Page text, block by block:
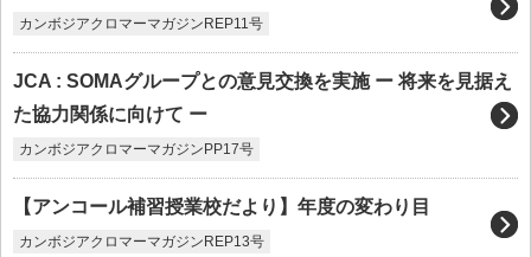
カンボジアクロマーマガジンREP11号
JCA : SOMAグループとの意見交換を実施 ー 将来を見据え
た協力関係に向けて ー
カンボジアクロマーマガジンPP17号
【アンコール補習授業校だより】年度の変わり目
カンボジアクロマーマガジンREP13号